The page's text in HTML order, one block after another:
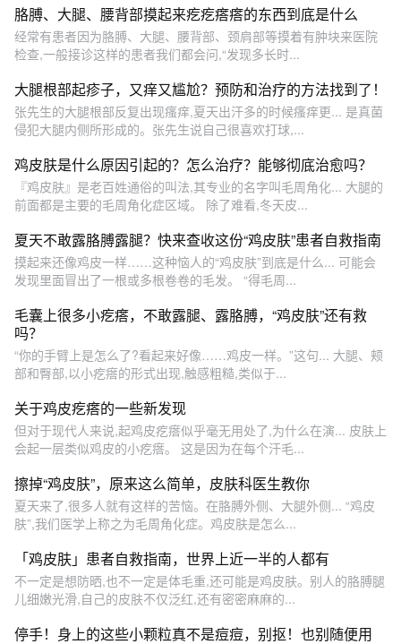
胳膊、大腿、腰背部摸起来疙疙瘩瘩的东西到底是什么
经常有患者因为胳膊、大腿、腰背部、颈肩部等摸着有肿块来医院
检查,一般接诊这样的患者我们都会问,“发现多长时...
大腿根部起疹子，又痒又尴尬？预防和治疗的方法找到了！
张先生的大腿根部反复出现瘙痒,夏天出汗多的时候瘙痒更... 是真菌
侵犯大腿内侧所形成的。张先生说自己很喜欢打球,...
鸡皮肤是什么原因引起的？怎么治疗？能够彻底治愈吗？
『鸡皮肤』是老百姓通俗的叫法,其专业的名字叫毛周角化... 大腿的
前面都是主要的毛周角化症区域。 除了难看,冬天皮...
夏天不敢露胳膊露腿？快来查收这份“鸡皮肤”患者自救指南
摸起来还像鸡皮一样……这种恼人的“鸡皮肤”到底是什么... 可能会
发现里面冒出了一根或多根卷卷的毛发。 “得毛周...
毛囊上很多小疙瘩，不敢露腿、露胳膊，“鸡皮肤”还有救
吗？
“你的手臂上是怎么了?看起来好像……鸡皮一样。”这句... 大腿、颊
部和臀部,以小疙瘩的形式出现,触感粗糙,类似于...
关于鸡皮疙瘩的一些新发现
但对于现代人来说,起鸡皮疙瘩似乎毫无用处了,为什么在演... 皮肤上
会起一层类似鸡皮的小疙瘩。 这是因为在每个汗毛...
擦掉“鸡皮肤”，原来这么简单，皮肤科医生教你
夏天来了,很多人就有这样的苦恼。在胳膊外侧、大腿外侧... “鸡皮
肤”,我们医学上称之为毛周角化症。鸡皮肤是怎么...
「鸡皮肤」患者自救指南，世界上近一半的人都有
不一定是想防晒,也不一定是体毛重,还可能是鸡皮肤。别人的胳膊腿
儿细嫩光滑,自己的皮肤不仅泛红,还有密密麻麻的...
停手！身上的这些小颗粒真不是痘痘，别抠！也别随便用